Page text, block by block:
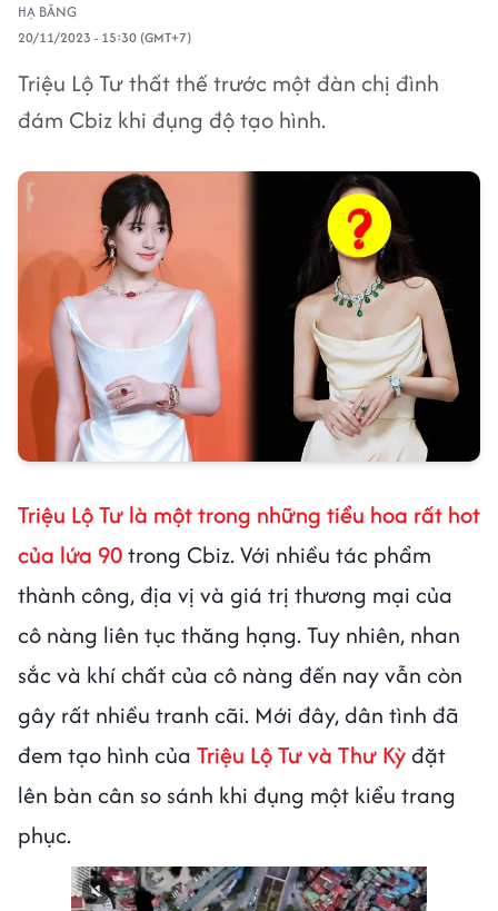
HẠ BĂNG
20/11/2023 - 15:30 (GMT+7)
Triệu Lộ Tư thất thế trước một đàn chị đình
đám Cbiz khi đụng độ tạo hình.
Triệu Lộ Tư là một trong những tiểu hoa rất hot
của lứa 90trong Cbiz. Với nhiều tác phẩm
thành công, địa vị và giá trị thương mại của
cô nàng liên tục thăng hạng. Tuy nhiên, nhan
sắc và khí chất của cô nàng đến nay vẫn còn
gây rất nhiều tranh cãi. Mới đây, dân tình đã
đem tạo hình của Triệu Lộ Tư và Thư Kỳđặt
lên bàn cân so sánh khi đụng một kiểu trang
phục.